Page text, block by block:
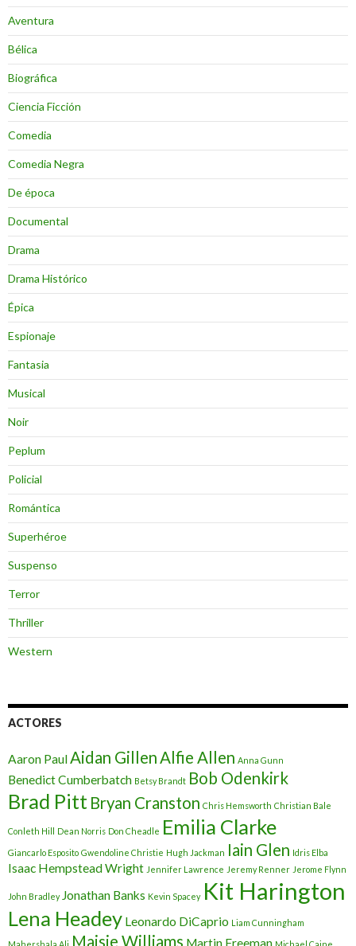
Aventura
Bélica
Biográfica
Ciencia Ficción
Comedia
Comedia Negra
De época
Documental
Drama
Drama Histórico
Épica
Espionaje
Fantasia
Musical
Noir
Peplum
Policial
Romántica
Superhéroe
Suspenso
Terror
Thriller
Western
ACTORES
Aaron PaulAidan GillenAlfie Allen Anna Gunn
Benedict Cumberbatch Betsy Brandt Bob Odenkirk
Brad Pitt Bryan Cranston Chris Hemsworth Christian Bale
Conleth Hill Dean Norris Don Cheadle Emilia Clarke
Giancarlo Esposito Gwendoline Christie Hugh Jackman Iain Glen Idris Elba
Isaac Hempstead Wright Jennifer Lawrence Jeremy Renner Jerome Flynn
John Bradley Jonathan Banks Kevin Spacey Kit Harington
Lena Headey Leonardo DiCaprio Liam Cunningham
Maisie Williams